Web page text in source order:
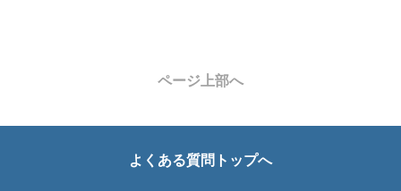
ページ上部へ
よくある質問トップへ